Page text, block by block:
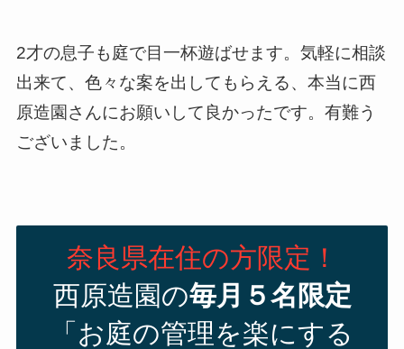
2才の息子も庭で目一杯遊ばせます。気軽に相談
出来て、色々な案を出してもらえる、本当に西
原造園さんにお願いして良かったです。有難う
ございました。
奈良県在住の方限定！
西原造園の毎月５名限定
「お庭の管理を楽にする